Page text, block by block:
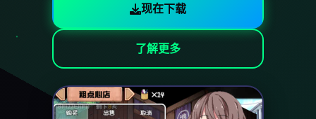
现在下载
了解更多